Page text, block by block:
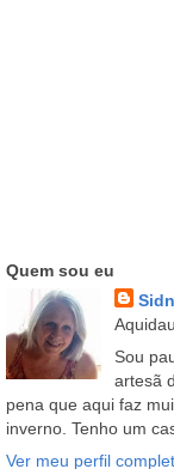
Quem sou eu
Sou
artesã
pena que aqui faz
inverno. Tenho um
Ver meu perfil